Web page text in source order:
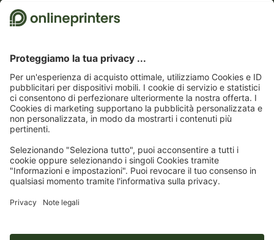
con ulteriori iniziative promozionali. La promozione è valida fino al 31/08/2026
(incluso).
un semplice clic. Solo allora ti invieremo il codice sconto e la prossima newsletter.
Puoi naturalmente annullare la registrazione in qualsiasi momento. Utilizzabile
una sola volta. Non è richiesto un valore minimo dell’ordine. Importo massimo dello
sconto: 150 € sul valore dell'ordine (al netto). Pagamento in contanti non previsto.
L’offerta non può essere cumulata con altre promozioni o codici sconto.Il buono è
valido per sei settimane dalla ricezione.
3
calendari. Utilizzabile più volte. Pagamento in contanti non previsto. Non
cumulabile con ulteriori iniziative promozionali. Valido fino al 31/08/2026
compreso
calendari. Utilizzabile più volte. Pagamento in contanti non previsto. Non